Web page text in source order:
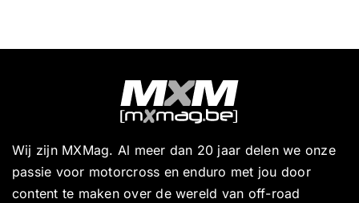
Wij zijn MXMag. Al meer dan 20 jaar delen we onze
passie voor motorcross en enduro met jou door
content te maken over de wereld van off-road